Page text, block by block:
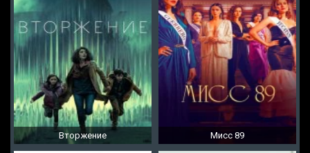
Вторжение Мисс 89